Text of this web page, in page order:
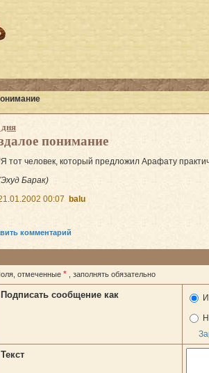
понимание
тот человек, который предложил Арафату
Барак)
00:07 balu
комментарий
отмеченные * , заполнять обязательно
Подписать сообщение как
Текст